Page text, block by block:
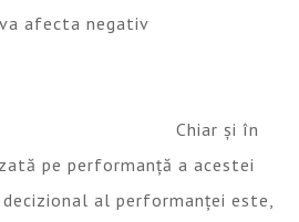
afecta negativ
Chiar și în
pe performanță a acestei
al performanței este,